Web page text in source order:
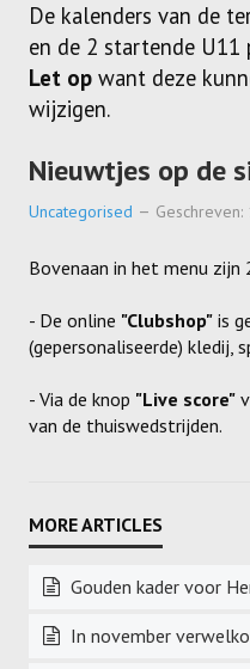
De kalenders van de
en de 2 startende U11
Let op want deze
wijzigen.
Nieuwtjes op de
Uncategorised
Bovenaan in het menu
- De online "Clubshop" is
(gepersonaliseerde) kledij,
- Via de knop "Live score"
van de thuiswedstrijden.
Gouden kader voor
In november